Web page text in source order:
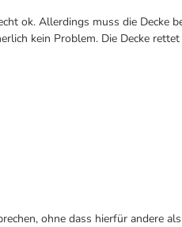
ok. Allerdings muss die Decke
kein Problem. Die Decke
ohne dass hierfür andere